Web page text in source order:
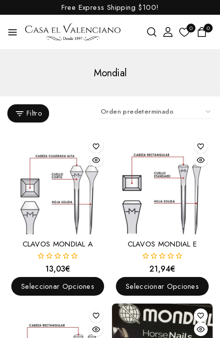
Free Express Shipping $100!
0 0
Mondial
Filtro
CLAVOS MONDIAL A
fuera
de
5
13,03€
Seleccionar Opciones
CLAVOS MONDIAL E
fuera
de
5
21,94€
Seleccionar Opciones